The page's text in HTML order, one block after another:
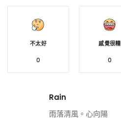
不太好
0
感覺很糟
0
Rain
雨落清風。心向陽